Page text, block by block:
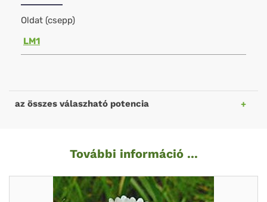
Oldat (csepp)
LM1
az összes válaszható potencia
További információ ...